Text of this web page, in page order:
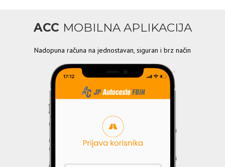
ACC MOBILNA APLIKACIJA
Nadopuna računa na jednostavan, siguran i brz način